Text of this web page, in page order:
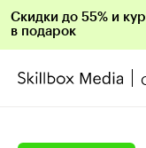
Скидки до 55% и
в подарок